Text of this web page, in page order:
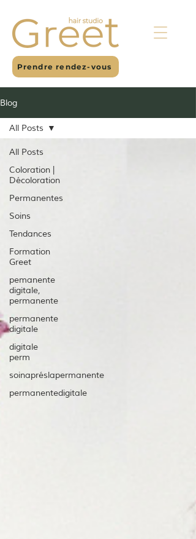
Prendre rendez-vous
Blog
All Posts
Coloration |
Décoloration
Permanentes
Soins
Tendances
Formation
Greet
pemanente
digitale,
permanente
permanente
digitale
digitale
perm
soinapréslapermanente
permanentedigitale
All Posts